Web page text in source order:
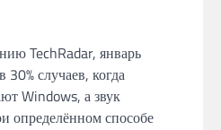
TechRadar, январь
случаев, когда
Windows, а звук
определённом способе